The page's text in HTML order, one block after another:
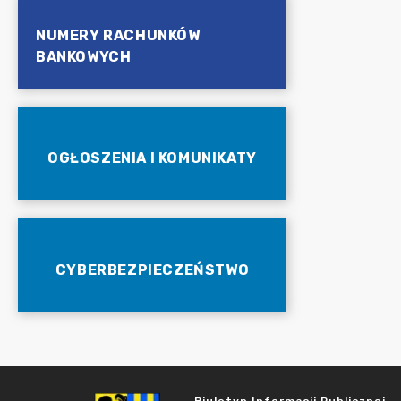
NUMERY RACHUNKÓW
BANKOWYCH
OGŁOSZENIA I KOMUNIKATY
CYBERBEZPIECZEŃSTWO